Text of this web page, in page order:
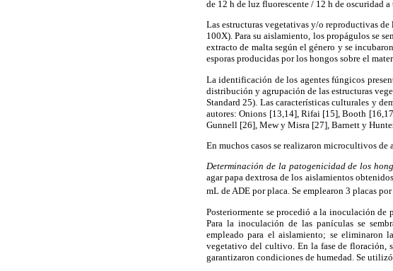
de 12 h de luz fluorescente / 12 h de oscuridad
Las estructuras vegetativas y/o reproductivas
100X). Para su aislamiento, los propágulos se
extracto de malta según el género y se
esporas producidas por los hongos sobre el
La identificación de los agentes fúngicos
distribución y agrupación de las estructuras
Standard 25). Las características culturales y
autores: Onions [13,14], Rifai [15], Booth
Gunnell [26], Mew y Misra [27], Barnett y
En muchos casos se realizaron microcultivos de
Determinación de la patogenicidad de los
agar papa dextrosa de los aislamientos
mL de ADE por placa. Se emplearon 3 placas
Posteriormente se procedió a la inoculación de
Para la inoculación de las panículas se
empleado para el aislamiento; se eliminaron
vegetativo del cultivo. En la fase de floración,
garantizaron condiciones de humedad. Se